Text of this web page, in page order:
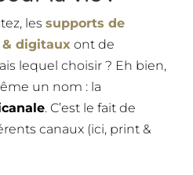
lessupports de
digitaux ont de
lequel choisir ? Eh bien,
un nom : la
. C’est le fait de
canaux (ici, print &